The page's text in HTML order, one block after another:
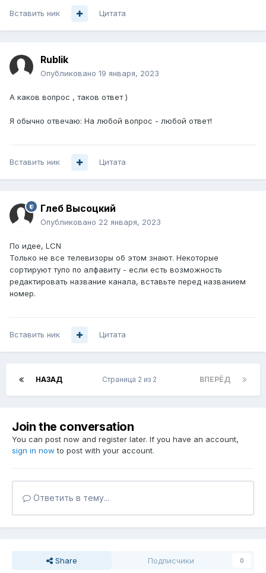
Вставить ник Цитата
Rublik
Опубликовано 19 января, 2023
А каков вопрос , таков ответ )
Я обычно отвечаю: На любой вопрос - любой ответ!
Вставить ник Цитата
Глеб Высоцкий
Опубликовано 22 января, 2023
По идее, LCN
Только не все телевизоры об этом знают. Некоторые
сортируют тупо по алфавиту - если есть возможность
редактировать название канала, вставьте перед названием
номер.
Вставить ник Цитата
НАЗАД ВПЕРЁД
Страница 2 из 2
Join the conversation
You can post now and register later. If you have an account,
sign in now to post with your account.
Ответить в тему...
Share Подписчики 0